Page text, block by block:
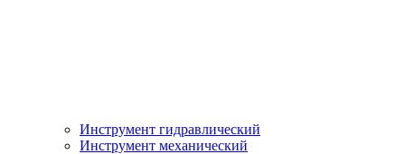
Инструмент гидравлический
Инструмент механический